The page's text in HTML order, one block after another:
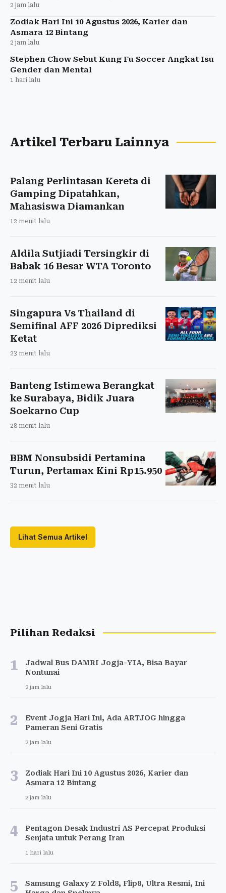
2 jam lalu
Zodiak Hari Ini 10 Agustus 2026, Karier dan
Asmara 12 Bintang
2 jam lalu
Stephen Chow Sebut Kung Fu Soccer Angkat Isu
Gender dan Mental
1 hari lalu
Artikel Terbaru Lainnya
Palang Perlintasan Kereta di
Gamping Dipatahkan,
Mahasiswa Diamankan
12 menit lalu
Aldila Sutjiadi Tersingkir di
Babak 16 Besar WTA Toronto
12 menit lalu
Singapura Vs Thailand di
Semifinal AFF 2026 Diprediksi
Ketat
23 menit lalu
Banteng Istimewa Berangkat
ke Surabaya, Bidik Juara
Soekarno Cup
28 menit lalu
BBM Nonsubsidi Pertamina
Turun, Pertamax Kini Rp15.950
32 menit lalu
Lihat Semua Artikel
Pilihan Redaksi
1
Jadwal Bus DAMRI Jogja-YIA, Bisa Bayar
Nontunai
2 jam lalu
2
Event Jogja Hari Ini, Ada ARTJOG hingga
Pameran Seni Gratis
2 jam lalu
3
Zodiak Hari Ini 10 Agustus 2026, Karier dan
Asmara 12 Bintang
2 jam lalu
4
Pentagon Desak Industri AS Percepat Produksi
Senjata untuk Perang Iran
1 hari lalu
5
Samsung Galaxy Z Fold8, Flip8, Ultra Resmi, Ini